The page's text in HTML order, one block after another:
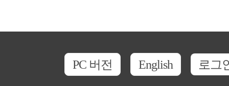
PC 버전 English 로그